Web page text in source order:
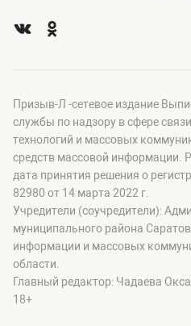
Призыв-Л -сетевое издание
службы по надзору в сфере
технологий и массовых
средств массовой информации.
дата принятия решения о
82980 от 14 марта 2022 г.
Учредители (соучредители):
муниципального района
информации и массовых
области.
Главный редактор: Чадаева
18+